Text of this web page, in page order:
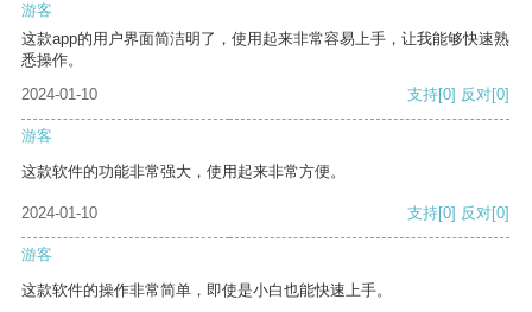
游客
这款app的用户界面简洁明了，使用起来非常容易上手，让我能够快速熟
悉操作。
2024-01-10
支持[0] 反对[0]
游客
这款软件的功能非常强大，使用起来非常方便。
2024-01-10 支持[0] 反对[0]
游客
这款软件的操作非常简单，即使是小白也能快速上手。